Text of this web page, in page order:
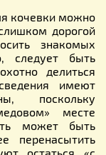
кочевки можно
дорогой
знакомых
следует быть
делиться
имеют
поскольку
месте
может быть
перенасытить